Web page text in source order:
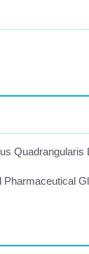
Quadrangularis
Pharmaceutical